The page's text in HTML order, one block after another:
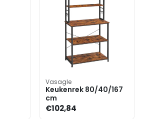
Vasagle
Keukenrek 80/40/167
cm
€102,84